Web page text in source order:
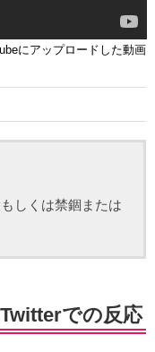
にアップロードした動画
しくは禁錮または
での反応